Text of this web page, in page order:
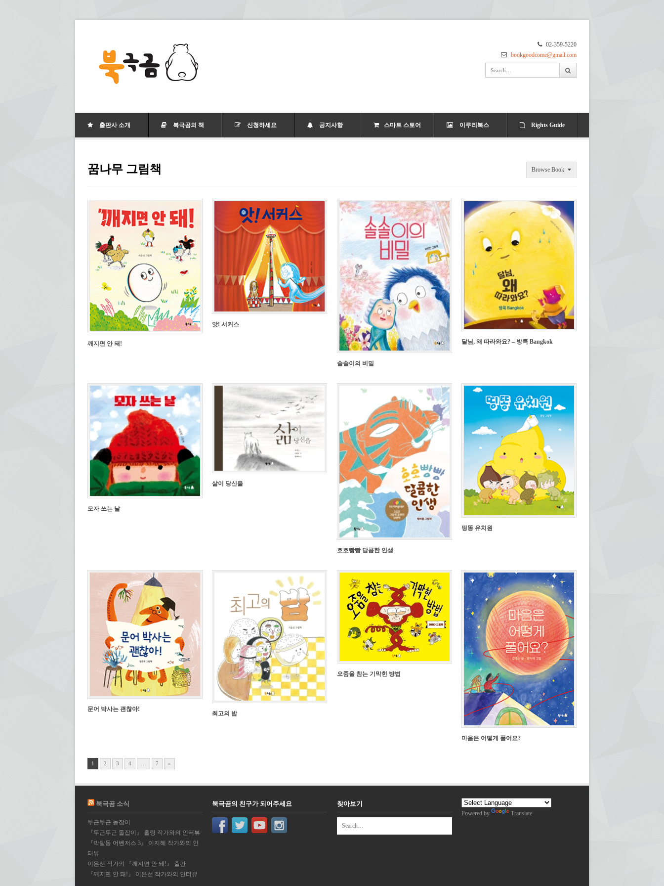
02-359-5220
bookgoodcome@gmail.com
출판사 소개 북극곰의 책 신청하세요 공지사항 스마트 스토어 이루리북스 Rights Guide
꿈나무 그림책 Browse Book
깨지면 안 돼!
앗! 서커스
솔솔이의 비밀
달님, 왜 따라와요? – 방콕 Bangkok
모자 쓰는 날
삶이 당신을
호호빵빵 달콤한 인생
띵똥 유치원
문어 박사는 괜찮아!
최고의 밥
오줌을 참는 기막힌 방법
마음은 어떻게 풀어요?
1 2 3 4 7 »
북극곰 소식
두근두근 돌잡이
『두근두근 돌잡이』 홀링 작가와의 인터뷰
『박달동 어벤저스 3』 이지혜 작가와의 인
터뷰
이은선 작가의 『깨지면 안 돼!』 출간
『깨지면 안 돼!』 이은선 작가와의 인터뷰
북극곰의 친구가 되어주세요 찾아보기
Powered by Translate